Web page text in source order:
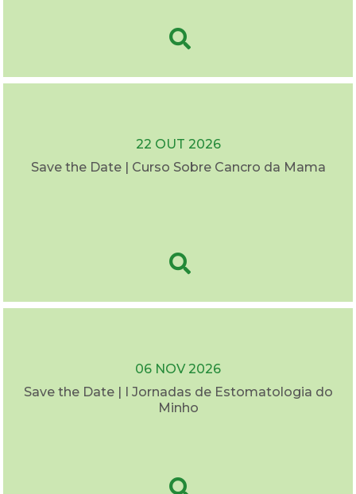
22 OUT 2026
Save the Date | Curso Sobre Cancro da Mama
06 NOV 2026
Save the Date | I Jornadas de Estomatologia do
Minho